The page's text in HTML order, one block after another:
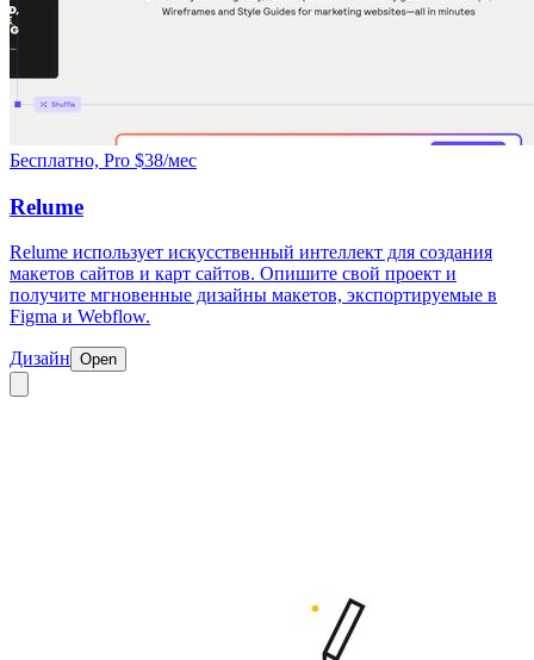
Бесплатно, Pro $38/мес
Relume
Relume использует искусственный интеллект для создания
макетов сайтов и карт сайтов. Опишите свой проект и
получите мгновенные дизайны макетов, экспортируемые в
Figma и Webflow.
Дизайн Open